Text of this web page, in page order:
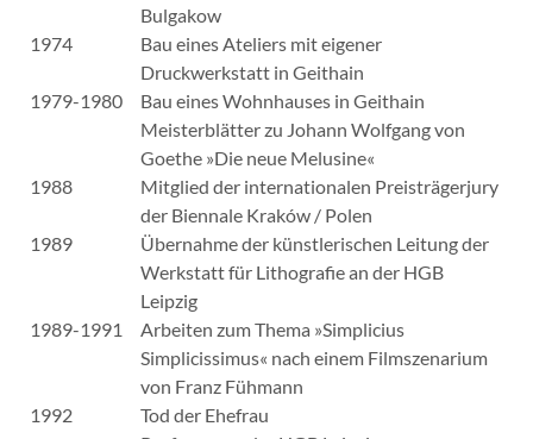
Bulgakow
1974
Bau eines Ateliers mit eigener
Druckwerkstatt in Geithain
1979-1980
Bau eines Wohnhauses in Geithain
Meisterblätter zu Johann Wolfgang von
Goethe »Die neue Melusine«
1988
Mitglied der internationalen Preisträgerjury
der Biennale Kraków / Polen
1989
Übernahme der künstlerischen Leitung der
Werkstatt für Lithografie an der HGB
Leipzig
1989-1991
Arbeiten zum Thema »Simplicius
Simplicissimus« nach einem Filmszenarium
von Franz Fühmann
1992
Tod der Ehefrau